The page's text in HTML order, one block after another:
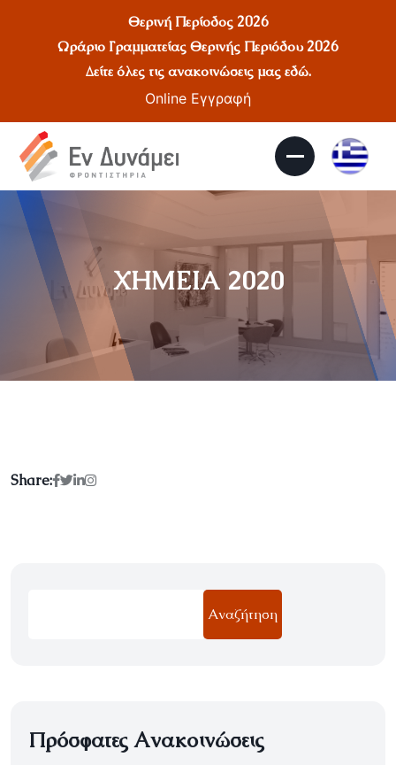
Θερινή Περίοδος 2026
Ωράριο Γραμματείας Θερινής Περιόδου 2026
Δείτε όλες τις ανακοινώσεις μαςεδώ.
Online Εγγραφή
ΧΗΜΕΙΑ 2020
Share:
Αναζήτηση
Πρόσφατες Ανακοινώσεις